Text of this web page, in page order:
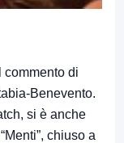
commento di
Benevento.
si è anche
chiuso a